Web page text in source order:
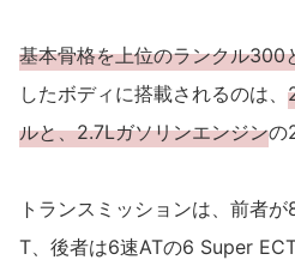
基本骨格を上位のランクル300
したボディに搭載されるのは、
ルと、2.7Lガソリンエンジンの
トランスミッションは、前者
T、後者は6速ATの6 Super